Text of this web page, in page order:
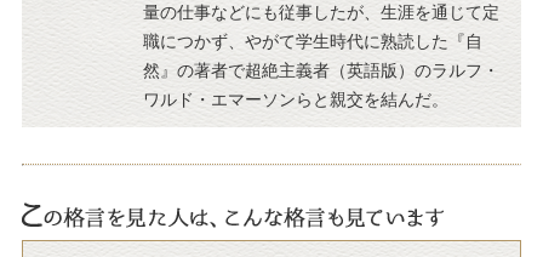
量の仕事などにも従事したが、生涯を通じて定
職につかず、やがて学生時代に熟読した『自
然』の著者で超絶主義者（英語版）のラルフ・
ワルド・エマーソンらと親交を結んだ。